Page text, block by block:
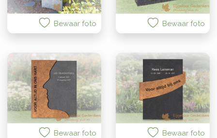
Bewaar foto Bewaar foto
Bewaar foto Bewaar foto